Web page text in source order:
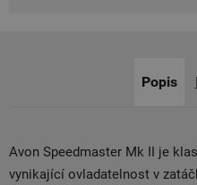
Popis
Avon Speedmaster Mk II je
vynikající ovladatelnost v